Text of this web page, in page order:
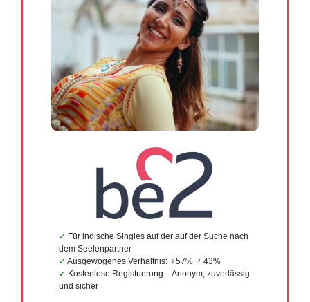
Für indische Singles auf der auf der Suche nach
dem Seelenpartner
Ausgewogenes Verhältnis: ♀57% ♂ 43%
Kostenlose Registrierung – Anonym, zuverlässig
und sicher